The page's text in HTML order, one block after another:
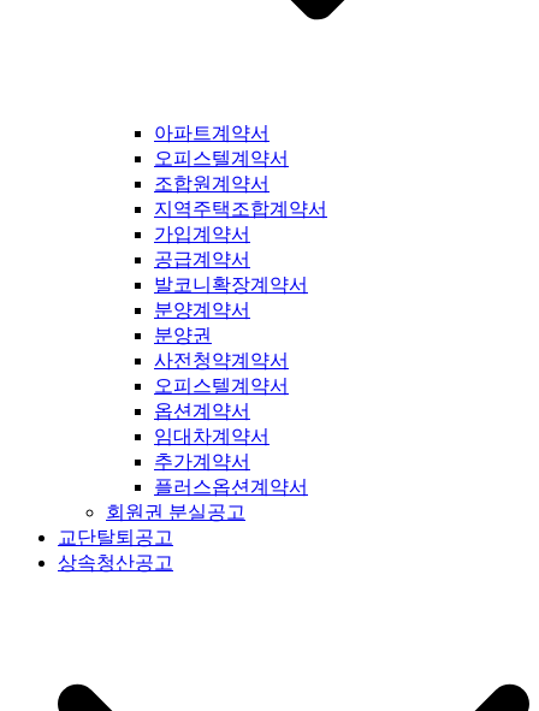
아파트계약서
오피스텔계약서
조합원계약서
지역주택조합계약서
가입계약서
공급계약서
발코니확장계약서
분양계약서
분양권
사전청약계약서
오피스텔계약서
옵션계약서
임대차계약서
추가계약서
플러스옵션계약서
회원권 분실공고
교단탈퇴공고
상속청산공고